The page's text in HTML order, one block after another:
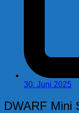
30. Juni 2025
DWARF Mini